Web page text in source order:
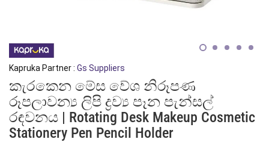
Kapruka Partner : Gs Suppliers
කැරකෙන මේස වේශ නිරූපණ
රූපලාවන්‍ය ලිපි ද්‍රව්‍ය පෑන පැන්සල්
රඳවනය | Rotating Desk Makeup Cosmetic
Stationery Pen Pencil Holder